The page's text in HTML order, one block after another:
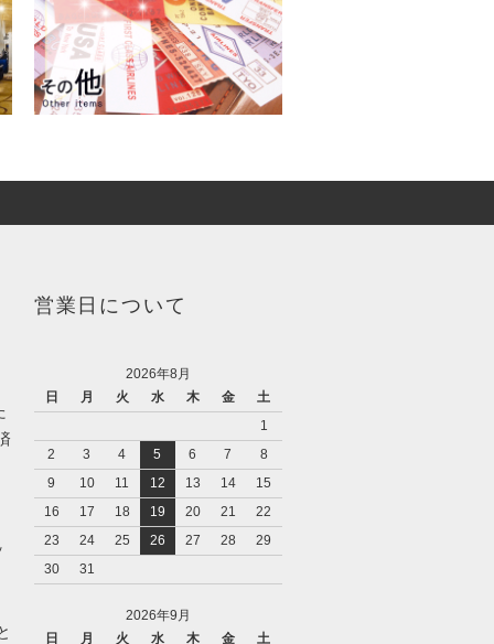
営業日について
2026年8月
日
月 火 水 木 金
土
1
2
3 4 5 6 7
8
9
10 11 12 13 14
15
16
17 18 19 20 21
22
23
24 25 26 27 28
29
30
31
2026年9月
日
月 火 水 木 金 土